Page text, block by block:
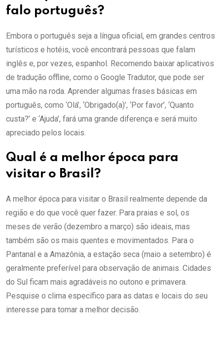
falo português?
Embora o português seja a língua oficial, em grandes centros
turísticos e hotéis, você encontrará pessoas que falam
inglês e, por vezes, espanhol. Recomendo baixar aplicativos
de tradução offline, como o Google Tradutor, que pode ser
uma mão na roda. Aprender algumas frases básicas em
português, como ‘Olá’, ‘Obrigado(a)’, ‘Por favor’, ‘Quanto
custa?’ e ‘Ajuda’, fará uma grande diferença e será muito
apreciado pelos locais.
Qual é a melhor época para
visitar o Brasil?
A melhor época para visitar o Brasil realmente depende da
região e do que você quer fazer. Para praias e sol, os
meses de verão (dezembro a março) são ideais, mas
também são os mais quentes e movimentados. Para o
Pantanal e a Amazônia, a estação seca (maio a setembro) é
geralmente preferível para observação de animais. Cidades
do Sul ficam mais agradáveis no outono e primavera.
Pesquise o clima específico para as datas e locais do seu
interesse para tomar a melhor decisão.